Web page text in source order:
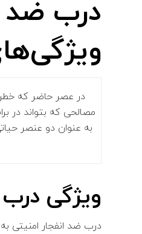
درب ضد
در عصر حاضر که
مصالحی که بتواند در
به عنوان دو عنصر
ویژگی
درب ضد انفجار امنیتی